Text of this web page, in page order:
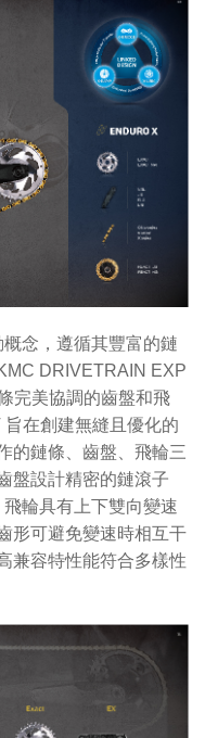
念，遵循其豐富的鏈
DRIVETRAIN EXP
完美協調的齒盤和飛
在創建無縫且優化的
的鏈條、齒盤、飛輪三
盤設計精密的鏈滾子
輪具有上下雙向變速
形可避免變速時相互干
兼容特性能符合多樣性